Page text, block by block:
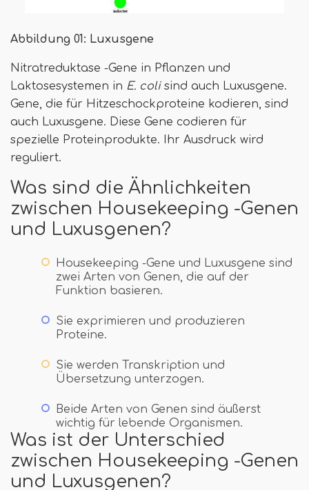
Abbildung 01: Luxusgene
Nitratreduktase -Gene in Pflanzen und
Laktosesystemen in E. colisind auch Luxusgene.
Gene, die für Hitzeschockproteine ​​kodieren, sind
auch Luxusgene. Diese Gene codieren für
spezielle Proteinprodukte. Ihr Ausdruck wird
reguliert.
Was sind die Ähnlichkeiten
zwischen Housekeeping -Genen
und Luxusgenen?
Housekeeping -Gene und Luxusgene sind
zwei Arten von Genen, die auf der
Funktion basieren.
Sie exprimieren und produzieren
Proteine.
Sie werden Transkription und
Übersetzung unterzogen.
Beide Arten von Genen sind äußerst
wichtig für lebende Organismen.
Was ist der Unterschied
zwischen Housekeeping -Genen
und Luxusgenen?